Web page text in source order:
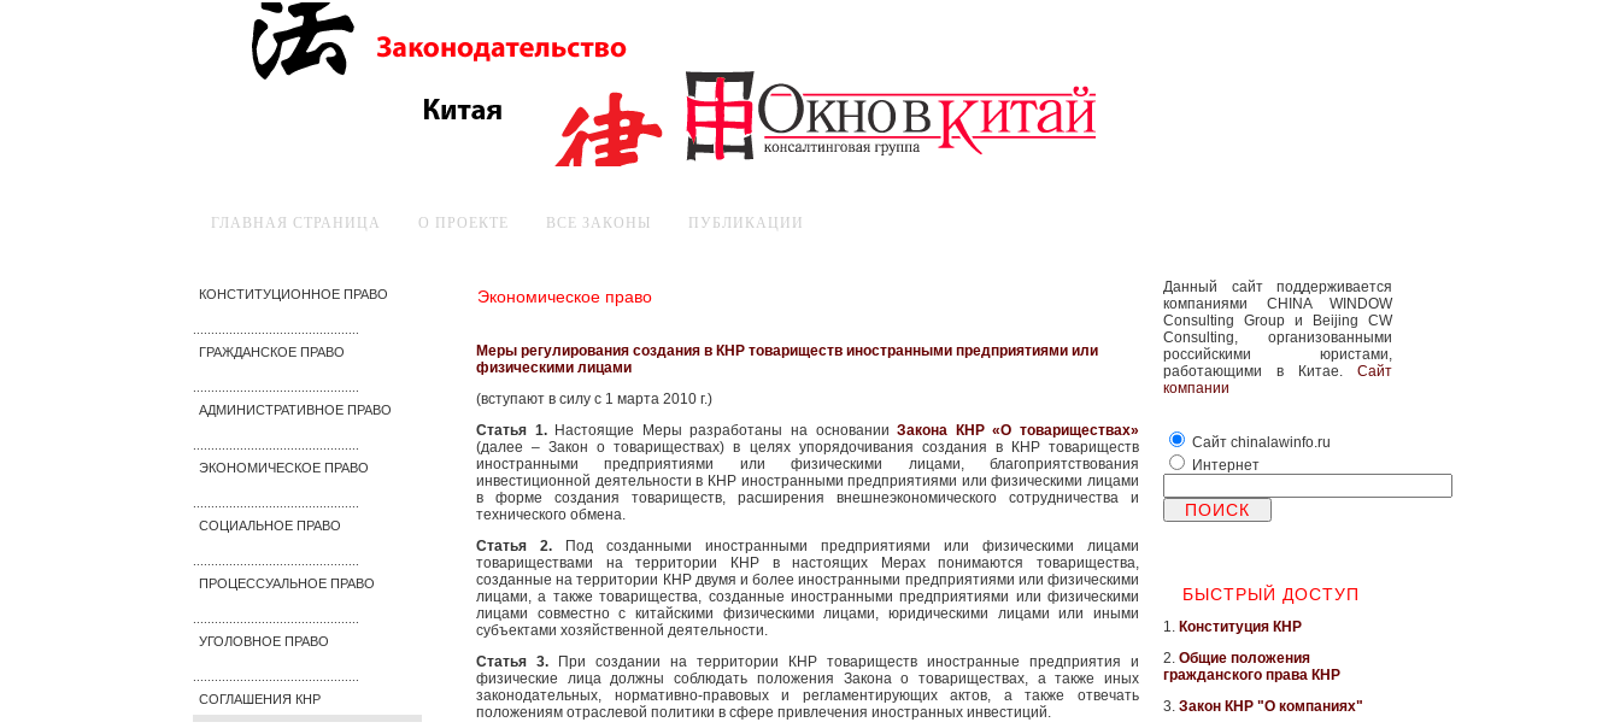
ГЛАВНАЯ СТРАНИЦА О ПРОЕКТЕ ВСЕ ЗАКОНЫ ПУБЛИКАЦИИ
КОНСТИТУЦИОННОЕ ПРАВО
ГРАЖДАНСКОЕ ПРАВО
АДМИНИСТРАТИВНОЕ ПРАВО
ЭКОНОМИЧЕСКОЕ ПРАВО
СОЦИАЛЬНОЕ ПРАВО
ПРОЦЕССУАЛЬНОЕ ПРАВО
УГОЛОВНОЕ ПРАВО
СОГЛАШЕНИЯ КНР
Экономическое право
Меры регулирования создания в КНР товариществ иностранными предприятиями или
физическими лицами
(вступают в силу с 1 марта 2010 г.)
Статья 1. Настоящие Меры разработаны на основанииЗакона КНР «О товариществах»
(далее – Закон о товариществах) в целях упорядочивания создания в КНР товариществ
иностранными предприятиями или физическими лицами, благоприятствования
инвестиционной деятельности в КНР иностранными предприятиями или физическими лицами
в форме создания товариществ, расширения внешнеэкономического сотрудничества и
технического обмена.
Статья 2. Под созданными иностранными предприятиями или физическими лицами
товариществами на территории КНР в настоящих Мерах понимаются товарищества,
созданные на территории КНР двумя и более иностранными предприятиями или физическими
лицами, а также товарищества, созданные иностранными предприятиями или физическими
лицами совместно с китайскими физическими лицами, юридическими лицами или иными
субъектами хозяйственной деятельности.
Статья 3. При создании на территории КНР товариществ иностранные предприятия и
физические лица должны соблюдать положения Закона о товариществах, а также иных
законодательных, нормативно-правовых и регламентирующих актов, а также отвечать
положениям отраслевой политики в сфере привлечения иностранных инвестиций.
Данный сайт поддерживается
компаниями CHINA WINDOW
Consulting Group и Beijing CW
Consulting, организованными
российскими юристами,
работающими в Китае. Сайт
компании
Сайт chinalawinfo.ru
Интернет
БЫСТРЫЙ ДОСТУП
1. Конституция КНР
2. Общие положения
гражданского права КНР
3. Закон КНР "О компаниях"